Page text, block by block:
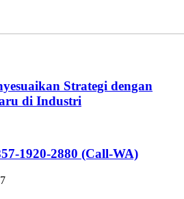
Strategi dengan
di Industri
1920-2880 (Call-WA)